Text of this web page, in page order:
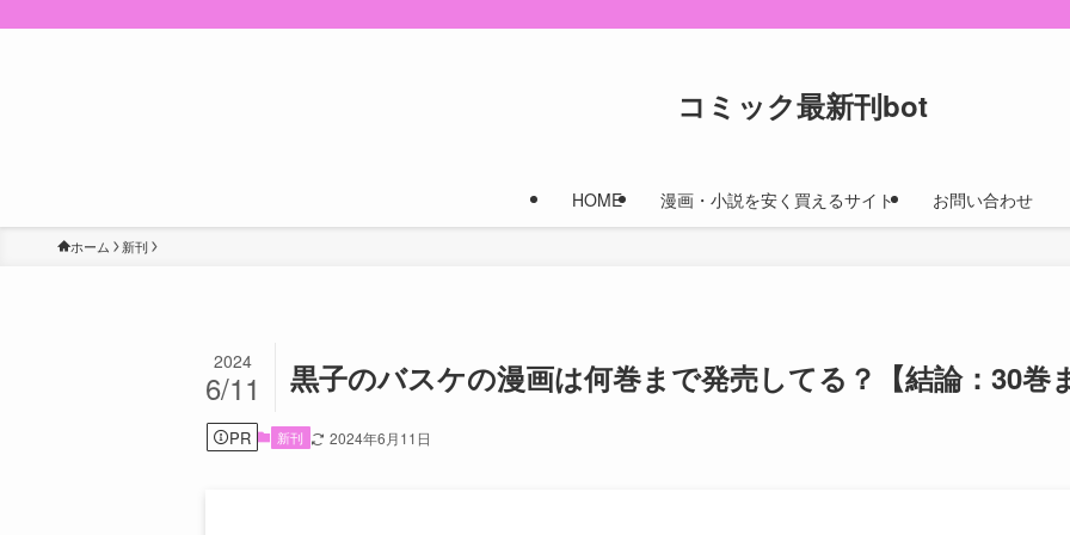
コミック最新刊bot
HOME 漫画・小説を安く買えるサイト お問い合わせ
ホーム 新刊
黒子のバスケの漫画は何巻まで発売してる？【結論：30巻
2024
6/11
PR 新刊 2024年6月11日